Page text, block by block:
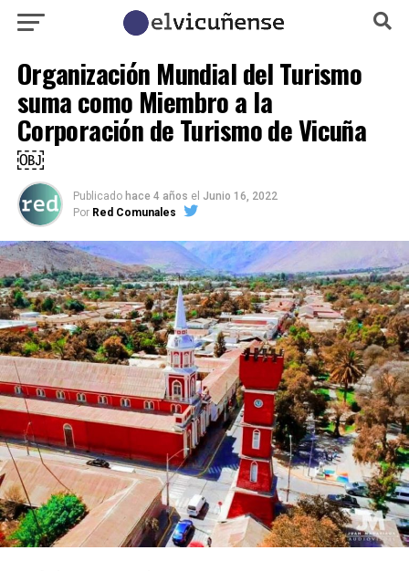
Organización Mundial del Turismo
suma como Miembro a la
Corporación de Turismo de Vicuña
￼
Publicado hace 4 años el Junio 16, 2022
Por Red Comunales